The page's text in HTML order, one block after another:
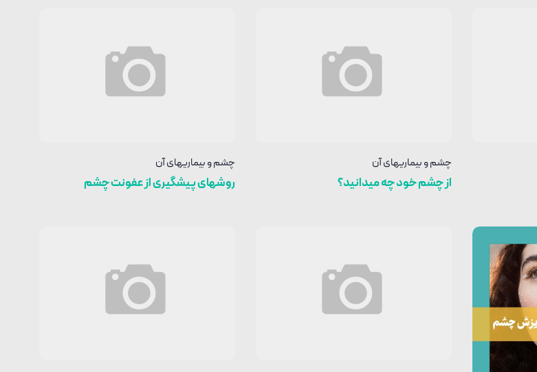
چشم و بیماریهای آن
از چشم خود چه میدانید؟
چشم و بیماریهای آن
روشهای پیشگیری از عفونت چشم